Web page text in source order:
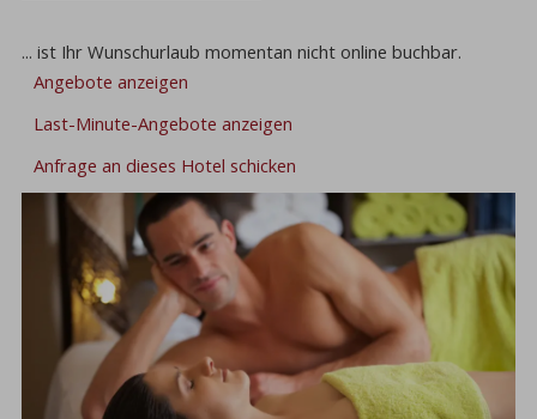
... ist Ihr Wunschurlaub momentan nicht online buchbar.
Angebote anzeigen
Last-Minute-Angebote anzeigen
Anfrage an dieses Hotel schicken